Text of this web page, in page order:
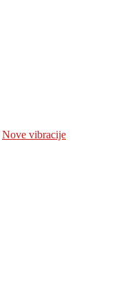
Nove vibracije